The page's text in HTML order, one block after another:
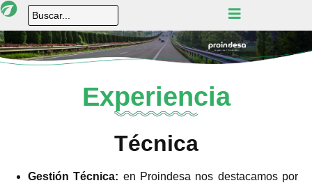
Experiencia
Técnica
Gestión Técnica: en Proindesa nos destacamos por